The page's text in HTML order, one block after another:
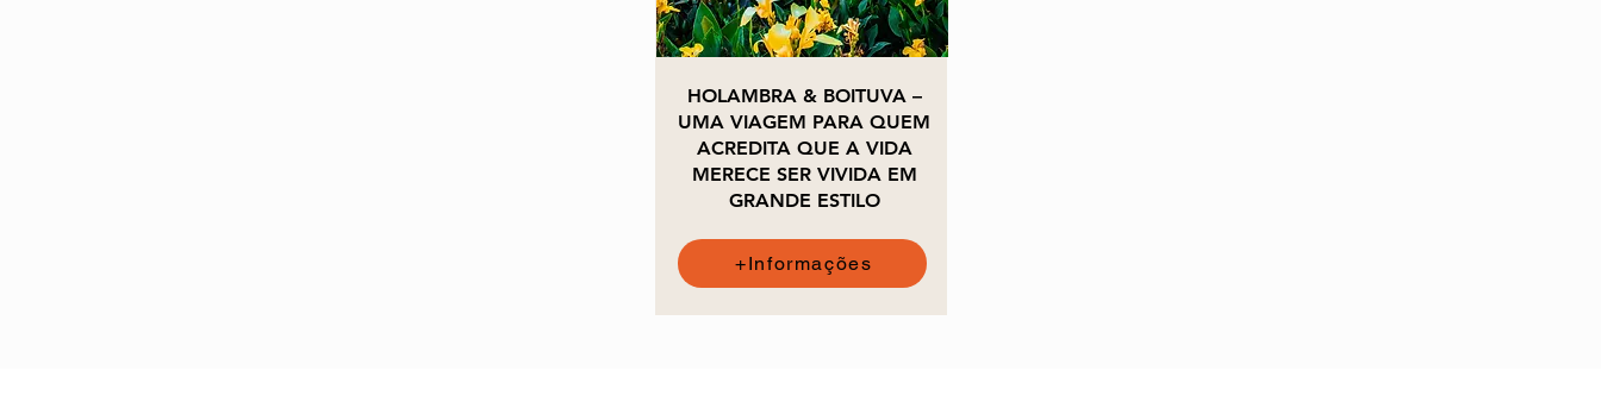
HOLAMBRA & BOITUVA –
UMA VIAGEM PARA QUEM
ACREDITA QUE A VIDA
MERECE SER VIVIDA EM
GRANDE ESTILO
+Informações